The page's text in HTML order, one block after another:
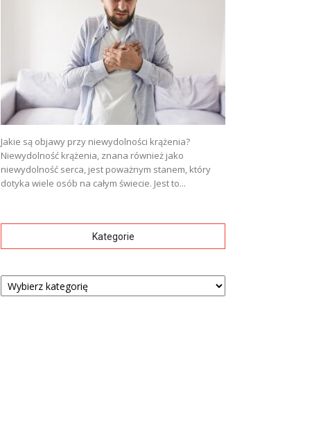
Jakie są objawy przy niewydolności krążenia?
Niewydolność krążenia, znana również jako
niewydolność serca, jest poważnym stanem, który
dotyka wiele osób na całym świecie. Jest to...
Kategorie
Kategorie